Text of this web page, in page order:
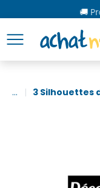
🚚
... 3 Silhouettes